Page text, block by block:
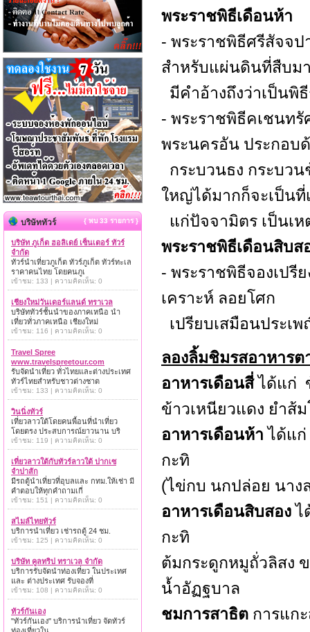
พระราชพิธีเดือนห้า
- พระราชพิธีศรีสัจจ
สำหรับแผ่นดินที่สืบ
มีคำอ้างถึงว่าเป็นพิ
- พระราชพิธีคเชนท
พระนครอัน ประกอบ
กระบวนธง กระบว
ใหญ่ได้มากก็จะเป็นที่
แก่ปัจจามิตร เป็นเ
พระราชพิธีเดือนสิบส
- พระราชพิธีจองเปรี
เคราะห์ ลอยโศก
เปรียบเสมือนประเ
ลองลิ้มชิมรสอาหารต
อาหารเดือนสี่ได้แก่
ข้าวเหนียวแดง ยำส้
อาหารเดือนห้า ได้แก่
กะทิ
(ไข่กบ นกปล่อย นา
อาหารเดือนสิบสองไ
กะทิ
ต้มกระดูกหมูถั่วลิสง
น้ำอัฏฐบาล
ชมการสาธิต การแก
บริษัททัวร์ { พบ 33 รายการ }
บริษัท ภูเก็ต ฮอลิเดย์ เซ็นเตอร์ ทัวร์
จำกัด
ทัวร์นำเที่ยวภูเก็ต ทัวร์ภูเก็ต ทัวร์ทะเล
ราคาคนไทย โดยคนภูเ
เข้าชม: 133 | ความคิดเห็น: 0
เชียงใหม่วันเดอร์แลนด์ ทราเวล
บริษัททัวร์ชั้นนำของภาคเหนือ นำ
เที่ยวทั่วภาคเหนือ เชียงใหม่
เข้าชม: 116 | ความคิดเห็น: 0
Travel Spree
www.travelspreetour.com
รับจัดนำเที่ยว ทั่วไทยและต่างประเทศ
ทัวร์ไทยสำหรับชาวต่างชาต
เข้าชม: 133 | ความคิดเห็น: 0
วินนิ่งทัวร์
เที่ยวลาวใต้โดยคนพื้อนที่นำเที่ยว
โดยตรง ประสบการณ์ยาวนาน บริ
เข้าชม: 119 | ความคิดเห็น: 0
เที่ยวลาวใต้กับทัวร์ลาวใต้ ปากเซ
จำปาสัก
มีรถตู้นำเที่ยวที่อุบลและ กทม.ให้เช่า มี
คำตอบให้ทุกคำถามเกี่
เข้าชม: 151 | ความคิดเห็น: 0
สไมล์ไทยทัวร์
บริการนำเที่ยว เช่ารถตู้ 24 ชม.
เข้าชม: 125 | ความคิดเห็น: 0
บริษัท คูลทริป ทราเวล จำกัด
บริการรับจัดนำท่องเที่ยว ในประเทศ
และ ต่างประเทศ รับจองที่
เข้าชม: 108 | ความคิดเห็น: 0
ทัวร์กันเอง
"ทัวร์กันเอง" บริการนำเที่ยว จัดทัวร์